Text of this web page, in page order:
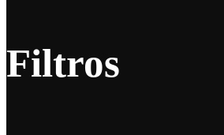
Filtros